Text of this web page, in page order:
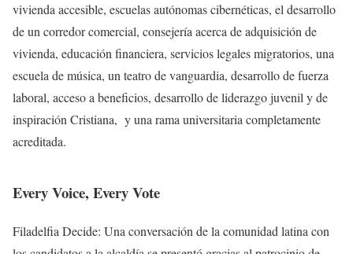
vivienda accesible, escuelas autónomas cibernéticas, el desarrollo
de un corredor comercial, consejería acerca de adquisición de
vivienda, educación financiera, servicios legales migratorios, una
escuela de música, un teatro de vanguardia, desarrollo de fuerza
laboral, acceso a beneficios, desarrollo de liderazgo juvenil y de
inspiración Cristiana, y una rama universitaria completamente
acreditada.
Every Voice, Every Vote
Filadelfia Decide: Una conversación de la comunidad latina con